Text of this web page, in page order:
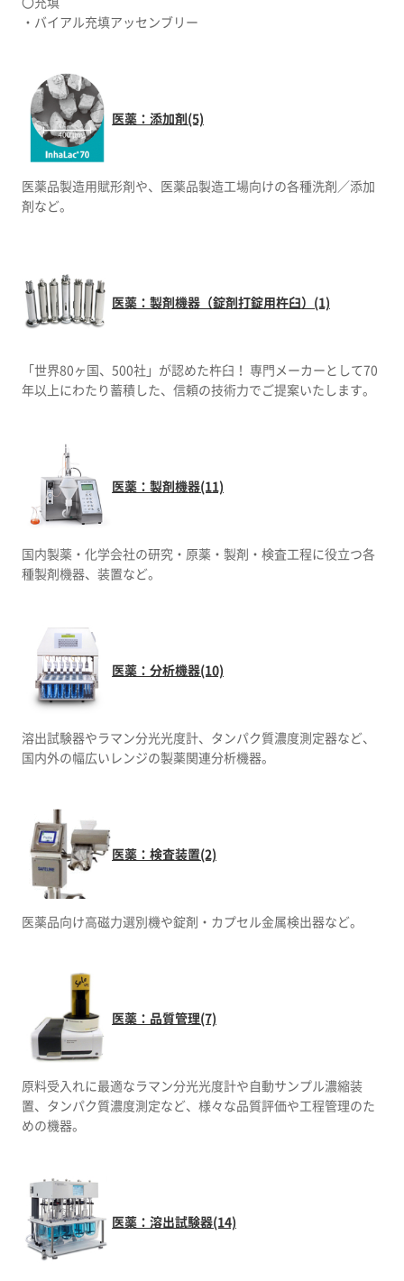
・バイアル充填アッセンブリー
医薬：添加剤(5)
医薬品製造用賦形剤や、医薬品製造工場向けの各種洗剤／添加
剤など。
医薬：製剤機器（錠剤打錠用杵臼）(1)
「世界80ヶ国、500社」が認めた杵臼！ 専門メーカーとして70
年以上にわたり蓄積した、信頼の技術力でご提案いたします。
医薬：製剤機器(11)
国内製薬・化学会社の研究・原薬・製剤・検査工程に役立つ各
種製剤機器、装置など。
医薬：分析機器(10)
溶出試験器やラマン分光光度計、タンパク質濃度測定器など、
国内外の幅広いレンジの製薬関連分析機器。
医薬：検査装置(2)
医薬品向け高磁力選別機や錠剤・カプセル金属検出器など。
医薬：品質管理(7)
原料受入れに最適なラマン分光光度計や自動サンプル濃縮装
置、タンパク質濃度測定など、様々な品質評価や工程管理のた
めの機器。
医薬：溶出試験器(14)